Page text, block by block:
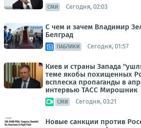
СМИ Сегодня, 02:03
С чем и зачем Владимир
Белград
ПАБЛИКИ Сегодня, 01:57
Киев и страны Запада
теме якобы похищенных
всплеска пропаганды в
интервью ТАСС Мирошник
СМИ Сегодня, 03:21
Новые санкции против